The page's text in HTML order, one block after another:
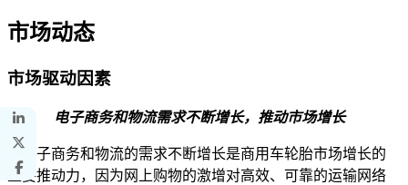
市场动态
市场驱动因素
电子商务和物流需求不断增长，推动市场增长
对电子商务和物流的需求不断增长是商用车轮胎市场增长的
重要推动力，因为网上购物的激增对高效、可靠的运输网络